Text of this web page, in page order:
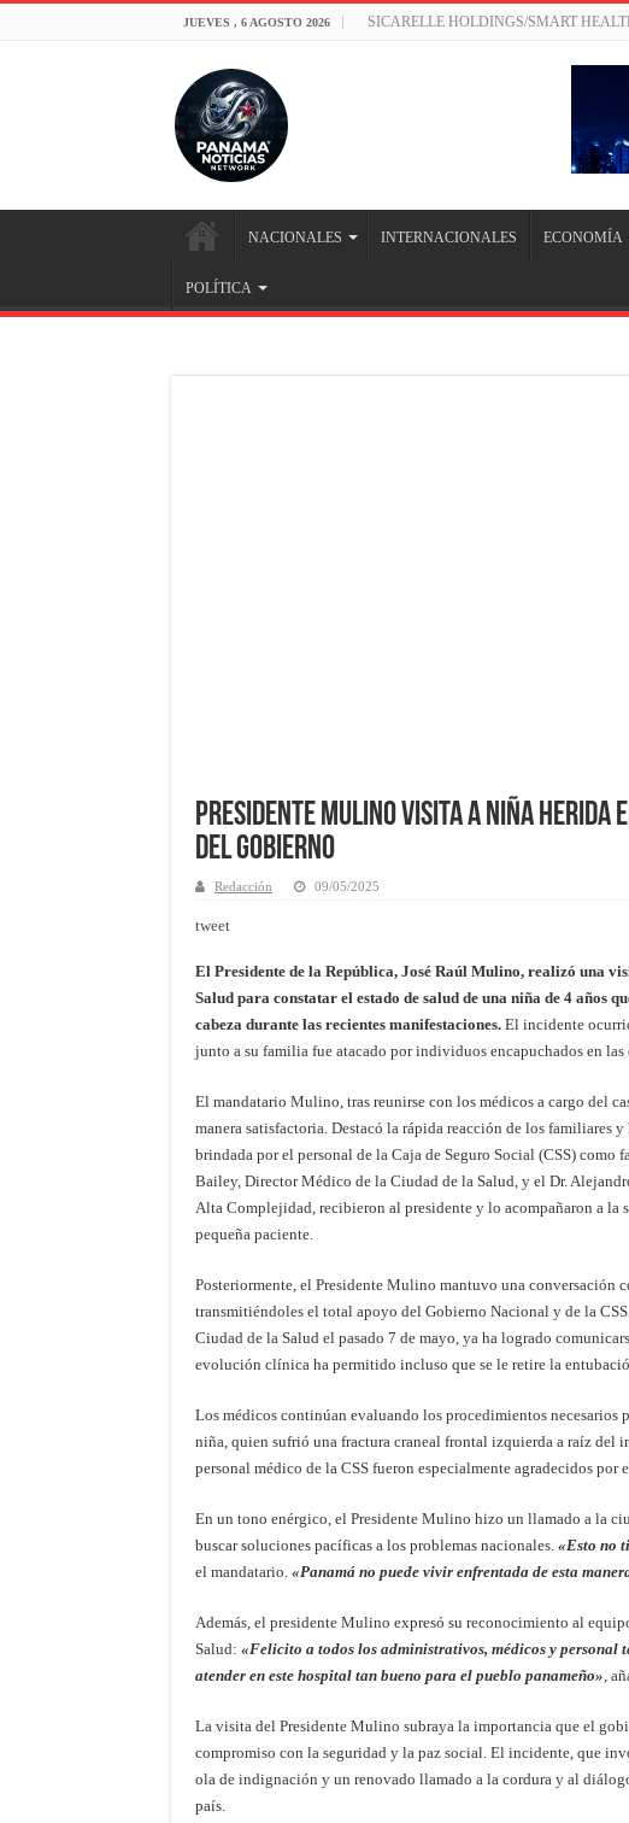
JUEVES , 6 AGOSTO 2026 SICARELLE HOLDINGS/SMART
NACIONALES INTERNACIONALES ECONOMÍA
POLÍTICA
Presidente Mulino Visita a Niña Herida
del Gobierno
Redacción 09/05/2025
tweet
El Presidente de la República, José Raúl Mulino, realizó una
Salud para constatar el estado de salud de una niña de 4 años
cabeza durante las recientes manifestaciones. El incidente
junto a su familia fue atacado por individuos encapuchados en las
El mandatario Mulino, tras reunirse con los médicos a cargo del
manera satisfactoria. Destacó la rápida reacción de los familiares
brindada por el personal de la Caja de Seguro Social (CSS) como
Bailey, Director Médico de la Ciudad de la Salud, y el Dr.
Alta Complejidad, recibieron al presidente y lo acompañaron a la
pequeña paciente.
Posteriormente, el Presidente Mulino mantuvo una conversación
transmitiéndoles el total apoyo del Gobierno Nacional y de la
Ciudad de la Salud el pasado 7 de mayo, ya ha logrado
evolución clínica ha permitido incluso que se le retire la
Los médicos continúan evaluando los procedimientos necesarios
niña, quien sufrió una fractura craneal frontal izquierda a raíz del
personal médico de la CSS fueron especialmente agradecidos por
En un tono enérgico, el Presidente Mulino hizo un llamado a la
buscar soluciones pacíficas a los problemas nacionales. «Esto no
el mandatario. «Panamá no puede vivir enfrentada de esta
Además, el presidente Mulino expresó su reconocimiento al
Salud: «Felicito a todos los administrativos, médicos y personal
atender en este hospital tan bueno para el pueblo panameño» ,
La visita del Presidente Mulino subraya la importancia que el
compromiso con la seguridad y la paz social. El incidente, que
ola de indignación y un renovado llamado a la cordura y al
país.